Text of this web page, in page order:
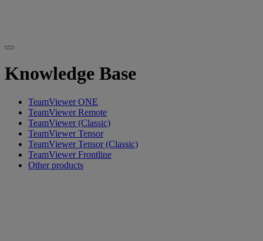
Knowledge Base
TeamViewer ONE
TeamViewer Remote
TeamViewer (Classic)
TeamViewer Tensor
TeamViewer Tensor (Classic)
TeamViewer Frontline
Other products